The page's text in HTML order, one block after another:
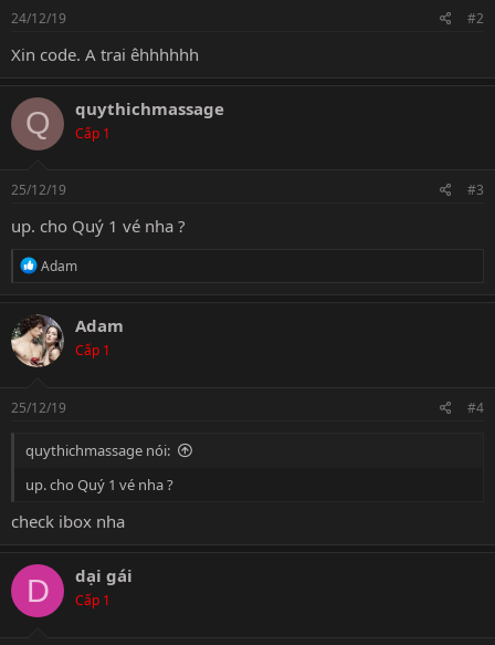
s
24/12/19 #2
Xin code. A trai êhhhhhh
Q quythichmassage
Cấp 1
25/12/19 #3
up. cho Quý 1 vé nha ?
R
c
t
i
o
s
Adam
Adam
Cấp 1
25/12/19 #4
quythichmassage nói:
up. cho Quý 1 vé nha ?
check ibox nha
D dại gái
Cấp 1